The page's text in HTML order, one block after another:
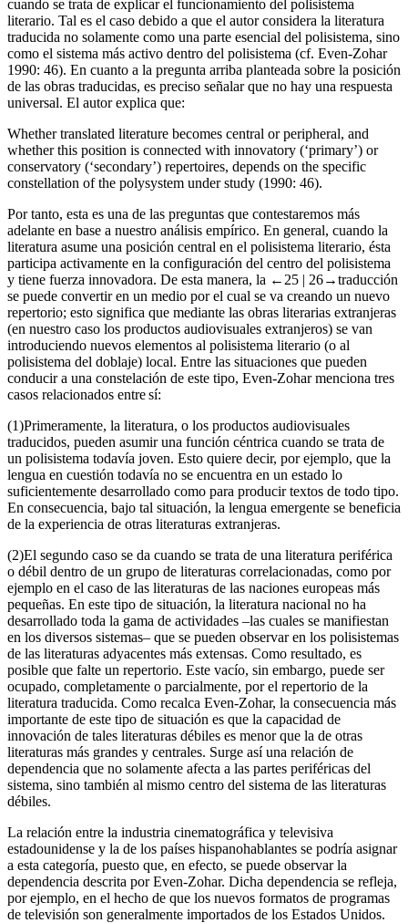
cuando se trata de explicar el funcionamiento del polisistema
literario. Tal es el caso debido a que el autor considera la literatura
traducida no solamente como una parte esencial del polisistema, sino
como el sistema más activo dentro del polisistema (cf. Even-Zohar
1990: 46). En cuanto a la pregunta arriba planteada sobre la posición
de las obras traducidas, es preciso señalar que no hay una respuesta
universal. El autor explica que:
Whether translated literature becomes central or peripheral, and
whether this position is connected with innovatory (‘primary’) or
conservatory (‘secondary’) repertoires, depends on the specific
constellation of the polysystem under study (1990: 46).
Por tanto, esta es una de las preguntas que contestaremos más
adelante en base a nuestro análisis empírico. En general, cuando la
literatura asume una posición central en el polisistema literario, ésta
participa activamente en la configuración del centro del polisistema
y tiene fuerza innovadora. De esta manera, la ←25 | 26→traducción
se puede convertir en un medio por el cual se va creando un nuevo
repertorio; esto significa que mediante las obras literarias extranjeras
(en nuestro caso los productos audiovisuales extranjeros) se van
introduciendo nuevos elementos al polisistema literario (o al
polisistema del doblaje) local. Entre las situaciones que pueden
conducir a una constelación de este tipo, Even-Zohar menciona tres
casos relacionados entre sí:
(1)Primeramente, la literatura, o los productos audiovisuales
traducidos, pueden asumir una función céntrica cuando se trata de
un polisistema todavía joven. Esto quiere decir, por ejemplo, que la
lengua en cuestión todavía no se encuentra en un estado lo
suficientemente desarrollado como para producir textos de todo tipo.
En consecuencia, bajo tal situación, la lengua emergente se beneficia
de la experiencia de otras literaturas extranjeras.
(2)El segundo caso se da cuando se trata de una literatura periférica
o débil dentro de un grupo de literaturas correlacionadas, como por
ejemplo en el caso de las literaturas de las naciones europeas más
pequeñas. En este tipo de situación, la literatura nacional no ha
desarrollado toda la gama de actividades –las cuales se manifiestan
en los diversos sistemas– que se pueden observar en los polisistemas
de las literaturas adyacentes más extensas. Como resultado, es
posible que falte un repertorio. Este vacío, sin embargo, puede ser
ocupado, completamente o parcialmente, por el repertorio de la
literatura traducida. Como recalca Even-Zohar, la consecuencia más
importante de este tipo de situación es que la capacidad de
innovación de tales literaturas débiles es menor que la de otras
literaturas más grandes y centrales. Surge así una relación de
dependencia que no solamente afecta a las partes periféricas del
sistema, sino también al mismo centro del sistema de las literaturas
débiles.
La relación entre la industria cinematográfica y televisiva
estadounidense y la de los países hispanohablantes se podría asignar
a esta categoría, puesto que, en efecto, se puede observar la
dependencia descrita por Even-Zohar. Dicha dependencia se refleja,
por ejemplo, en el hecho de que los nuevos formatos de programas
de televisión son generalmente importados de los Estados Unidos.